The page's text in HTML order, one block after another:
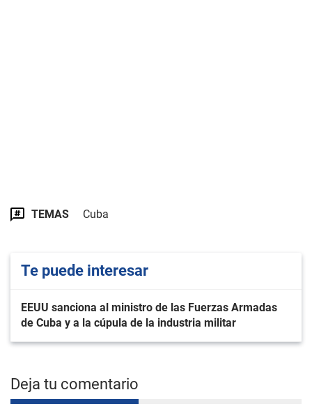
TEMAS Cuba
Te puede interesar
EEUU sanciona al ministro de las Fuerzas Armadas
de Cuba y a la cúpula de la industria militar
Deja tu comentario